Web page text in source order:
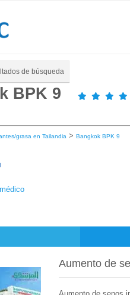
de búsqueda
BPK 9
grasa en Tailandia > Bangkok BPK 9
Aumento de
Aumento de senos